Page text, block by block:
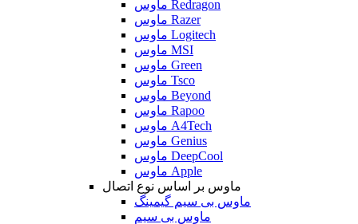
ماوس Redragon
ماوس Razer
ماوس Logitech
ماوس MSI
ماوس Green
ماوس Tsco
ماوس Beyond
ماوس Rapoo
ماوس A4Tech
ماوس Genius
ماوس DeepCool
ماوس Apple
ماوس بر اساس نوع اتصال
ماوس بی سیم گیمینگ
ماوس بی سیم